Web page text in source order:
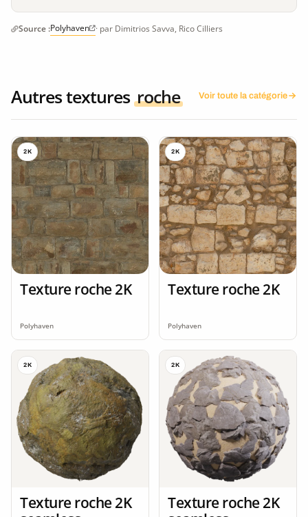
Source :Polyhaven · par Dimitrios Savva, Rico Cilliers
Autres textures roche Voir toute la catégorie
2K
Texture roche 2K
Polyhaven
2K
Texture roche 2K
Polyhaven
2K
Texture roche 2K
2K
Texture roche 2K